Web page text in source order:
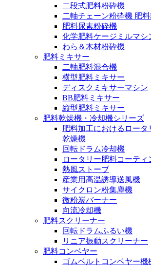
二段式肥料粉砕機
二軸チェーン粉砕機 肥
肥料尿素粉砕機
化学肥料ケージミルマシ
わら＆木材粉砕機
肥料ミキサー
二軸肥料混合機
横型肥料ミキサー
ディスクミキサーマシン
BB肥料ミキサー
縦型肥料ミキサー
肥料乾燥機・冷却機シリーズ
肥料加工におけるロータ
乾燥機
回転ドラム冷却機
ロータリー肥料コーティ
熱風ストーブ
産業用高温誘導送風機
サイクロン粉集塵機
微粉炭バーナー
向流冷却機
肥料スクリーナー
回転ドラムふるい機
リニア振動スクリーナー
肥料コンベヤー
ゴムベルトコンベヤー機